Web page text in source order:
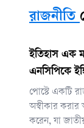
রাজনীতি
ইতিহাস এক
এনসিপিকে
পোস্টে একটি
অস্বীকার
করেন, যা